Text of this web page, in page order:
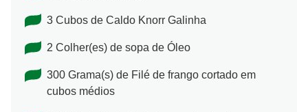
3 Cubos de Caldo Knorr Galinha
2 Colher(es) de sopa de Óleo
300 Grama(s) de Filé de frango cortado em
cubos médios